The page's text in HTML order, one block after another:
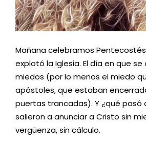
Mañana celebramos
explotó la Iglesia. El día en que
miedos (por lo menos el miedo
apóstoles, que estaban
puertas trancadas). Y ¿qué pasó
salieron a anunciar a Cristo sin
vergüenza, sin cálculo.